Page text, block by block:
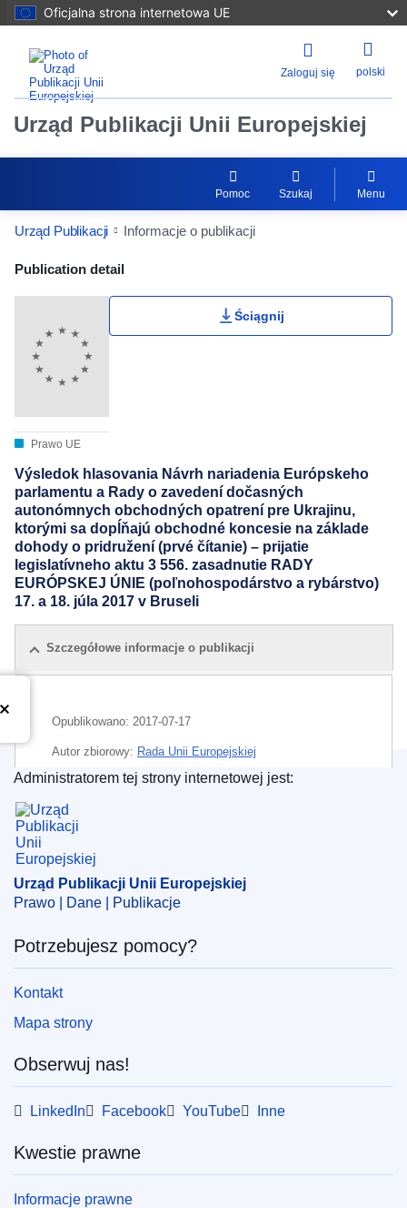
Oficjalna strona internetowa UE
Zaloguj się polski
Urząd Publikacji Unii Europejskiej
Pomoc Szukaj Menu
Urząd Publikacji Informacje o publikacji
Publication Detail Actions Portlet
Publication detail
Prawo UE
Ściągnij
Výsledok hlasovania Návrh nariadenia Európskeho
parlamentu a Rady o zavedení dočasných
autonómnych obchodných opatrení pre Ukrajinu,
ktorými sa dopĺňajú obchodné koncesie na základe
dohody o pridružení (prvé čítanie) – prijatie
legislatívneho aktu 3 556. zasadnutie RADY
EURÓPSKEJ ÚNIE (poľnohospodárstvo a rybárstvo)
17. a 18. júla 2017 v Bruseli
Szczegółowe informacje o publikacji
Opublikowano: 2017-07-17
Autor zbiorowy: Rada Unii Europejskiej
IMMC : ST 11358 2017 INIT
Urząd Publikacji Unii Europejskiej
Administratorem tej strony internetowej jest:
Urząd Publikacji Unii Europejskiej
Prawo | Dane | Publikacje
Potrzebujesz pomocy?
Kontakt
Mapa strony
Obserwuj nas!
LinkedIn Facebook YouTube Inne
Kwestie prawne
Informacje prawne